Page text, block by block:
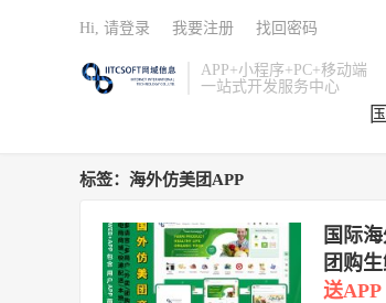
APP+小程序+PC+移动端
一站式开发服务中心
Hi, 请登录 我要注册 找回密码
标签：海外仿美团APP
国际
团购
送APP